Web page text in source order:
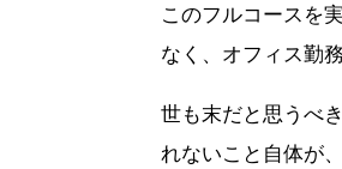
このフルコースを
なく、オフィス勤
世も末だと思うべ
れないこと自体が